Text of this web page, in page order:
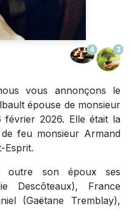
4 3
vous annonçons le
épouse de monsieur
2026. Elle était la
feu monsieur Armand
Esprit.
outre son époux ses
Descôteaux), France
(Gaëtane Tremblay),